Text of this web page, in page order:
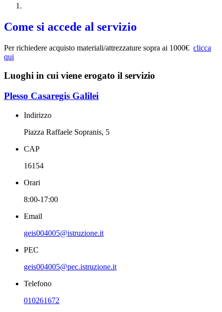
Come si accede al servizio
Per richiedere acquisto materiali/attrezzature sopra ai 1000€ clicca
qui
Luoghi in cui viene erogato il servizio
Plesso Casaregis Galilei
Indirizzo
Piazza Raffaele Sopranis, 5
CAP
16154
Orari
8:00-17:00
Email
geis004005@istruzione.it
PEC
geis004005@pec.istruzione.it
Telefono
010261672